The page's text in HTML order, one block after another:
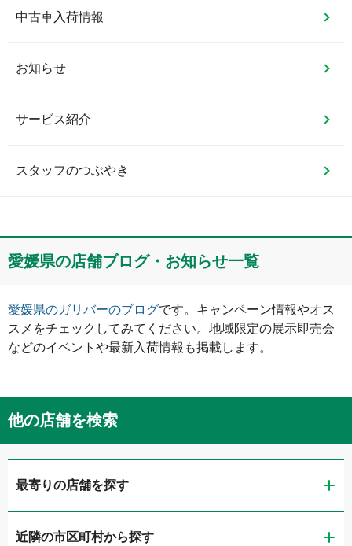
中古車入荷情報
お知らせ
サービス紹介
スタッフのつぶやき
愛媛県の店舗ブログ・お知らせ一覧
愛媛県のガリバーのブログです。キャンペーン情報やオス
スメをチェックしてみてください。地域限定の展示即売会
などのイベントや最新入荷情報も掲載します。
他の店舗を検索
最寄りの店舗を探す
ガリバー松山インター店
近隣の市区町村から探す